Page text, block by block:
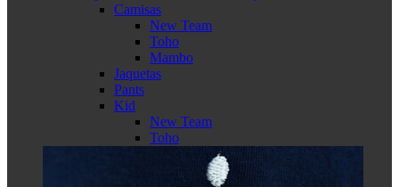
Camisas
New Team
Toho
Mambo
Jaquetas
Pants
Kid
New Team
Toho